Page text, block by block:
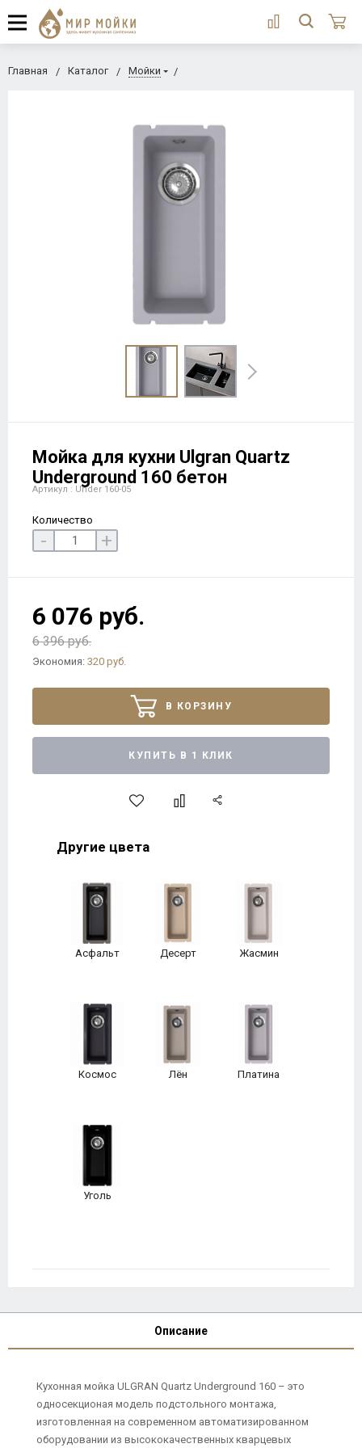
Главная Каталог Мойки
Мойка для кухни Ulgran Quartz
Underground 160 бетон
Артикул : Under 160-05
Количество
- +
6 076 руб.
6 396 руб.
Экономия: 320 руб.
В КОРЗИНУ
КУПИТЬ В 1 КЛИК
Другие цвета
Асфальт Десерт Жасмин
Космос Лён Платина
Уголь
Описание
Кухонная мойка ULGRAN Quartz Underground 160 – это
односекционая модель подстольного монтажа,
изготовленная на современном автоматизированном
оборудовании из высококачественных кварцевых